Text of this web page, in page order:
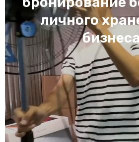
личного